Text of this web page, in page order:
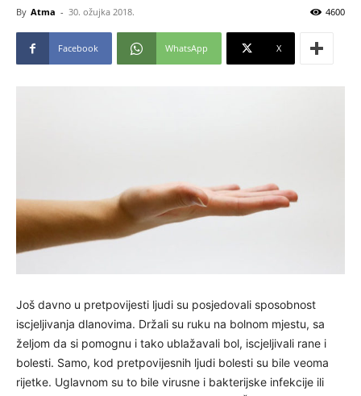
By Atma - 30. ožujka 2018. 4600
Facebook WhatsApp X
Još davno u pretpovijesti ljudi su posjedovali sposobnost
iscjeljivanja dlanovima. Držali su ruku na bolnom mjestu, sa
željom da si pomognu i tako ublažavali bol, iscjeljivali rane i
bolesti. Samo, kod pretpovijesnih ljudi bolesti su bile veoma
rijetke. Uglavnom su to bile virusne i bakterijske infekcije ili